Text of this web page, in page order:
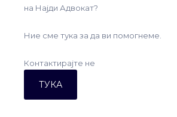
на Најди Адвокат?
Ние сме тука за да ви помогнеме.
Контактирајте не
ТУКА